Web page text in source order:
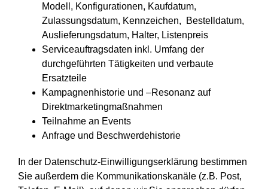
Modell, Konfigurationen, Kaufdatum,
Zulassungsdatum, Kennzeichen, Bestelldatum,
Auslieferungsdatum, Halter, Listenpreis
Serviceauftragsdaten inkl. Umfang der
durchgeführten Tätigkeiten und verbaute
Ersatzteile
Kampagnenhistorie und –Resonanz auf
Direktmarketingmaßnahmen
Teilnahme an Events
Anfrage und Beschwerdehistorie
In der Datenschutz-Einwilligungserklärung bestimmen
Sie außerdem die Kommunikationskanäle (z.B. Post,